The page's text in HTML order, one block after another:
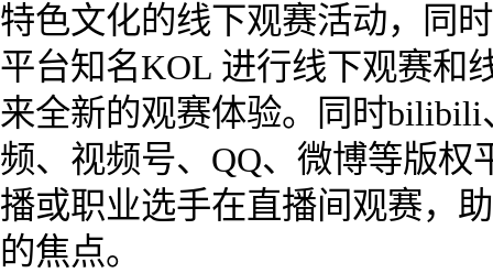
特色文化的线下观赛活动，同
平台知名KOL 进行线下观赛和
来全新的观赛体验。同时
频、视频号、QQ、微博等版权
播或职业选手在直播间观赛，
的焦点。